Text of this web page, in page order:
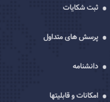
ثبت شکایات
پرسش های متداول
دانشنامه
امکانات و قابلیتها